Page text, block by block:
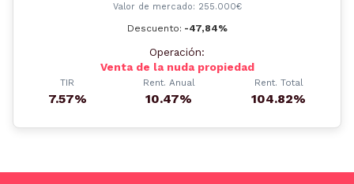
Valor de mercado: 255.000€
Descuento: -47,84%
Operación:
Venta de la nuda propiedad
TIR
7.57%
Rent. Anual
10.47%
Rent. Total
104.82%